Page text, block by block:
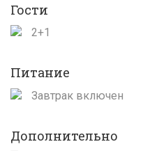
Гости
2+1
Питание
Завтрак включен
Дополнительно